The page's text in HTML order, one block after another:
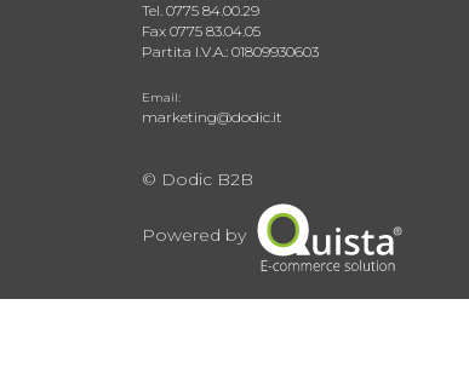
Tel. 0775 84.00.29
Fax 0775 83.04.05
Partita I.V.A.: 01809930603
Email:
marketing@dodic.it
© Dodic B2B
Powered by